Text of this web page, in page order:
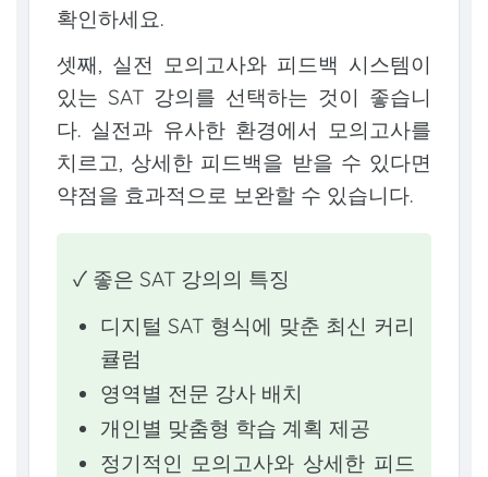
확인하세요.
셋째, 실전 모의고사와 피드백 시스템이
있는 SAT 강의를 선택하는 것이 좋습니
다. 실전과 유사한 환경에서 모의고사를
치르고, 상세한 피드백을 받을 수 있다면
약점을 효과적으로 보완할 수 있습니다.
✓ 좋은 SAT 강의의 특징
디지털 SAT 형식에 맞춘 최신 커리
큘럼
영역별 전문 강사 배치
개인별 맞춤형 학습 계획 제공
정기적인 모의고사와 상세한 피드